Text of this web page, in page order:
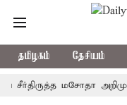
தமிழகம் தேசியம்
மசோதா அறிமுகம்